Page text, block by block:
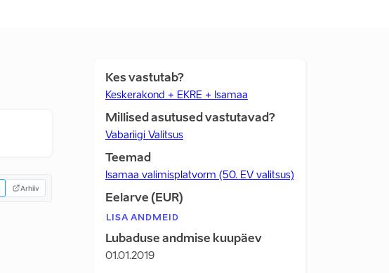
Arhiiv
Kes vastutab?
Keskerakond + EKRE + Isamaa
Millised asutused vastutavad?
Vabariigi Valitsus
Teemad
Isamaa valimisplatvorm (50. EV valitsus)
Eelarve (EUR)
LISA ANDMEID
Lubaduse andmise kuupäev
01.01.2019